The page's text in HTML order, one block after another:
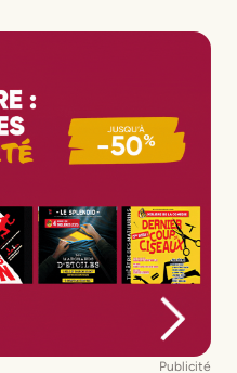
Publicité